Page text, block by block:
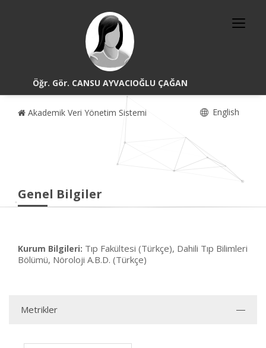
Öğr. Gör. CANSU AYVACIOĞLU ÇAĞAN
Akademik Veri Yönetim Sistemi English
Genel Bilgiler
Kurum Bilgileri: Tıp Fakültesi (Türkçe), Dahili Tıp Bilimleri
Bölümü, Nöroloji A.B.D. (Türkçe)
Metrikler